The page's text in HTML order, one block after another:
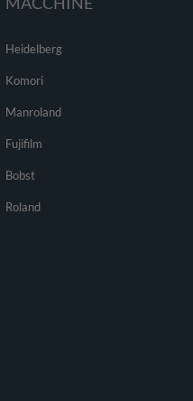
Heidelberg
Komori
Manroland
Fujifilm
Bobst
Roland